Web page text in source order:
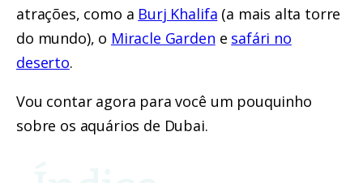
atrações, como a Burj Khalifa (a mais alta torre
do mundo), o Miracle Garden e safári no
deserto.
Vou contar agora para você um pouquinho
sobre os aquários de Dubai.